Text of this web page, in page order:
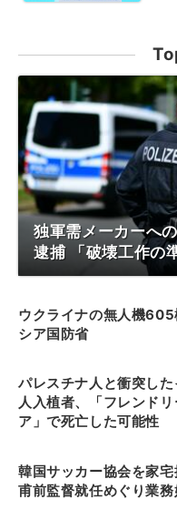
独軍需メーカーへ
逮捕 「破壊工作の
ウクライナの無人機605
シア国防省
パレスチナ人と衝突し
人入植者、「フレンドリ
ア」で死亡した可能性
韓国サッカー協会を家
甫前監督就任めぐり業